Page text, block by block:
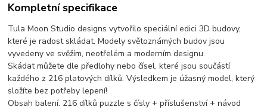
Kompletní specifikace
Tula Moon Studio designs vytvořilo speciální edici 3D budovy,
které je radost skládat. Modely světoznámých budov jsou
vyvedeny ve svěžím, neotřelém a moderním designu.
Skádat můžete dle předlohy nebo čísel, které jsou součástí
každého z 216 platových dílků. Výsledkem je úžasný model, který
složíte bez potřeby lepení!
Obsah balení. 216 dílků puzzle s čísly + příslušenství + návod